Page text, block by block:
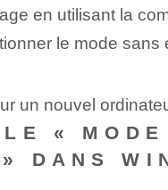
en utilisant la
le mode sans
un nouvel
«
DANS